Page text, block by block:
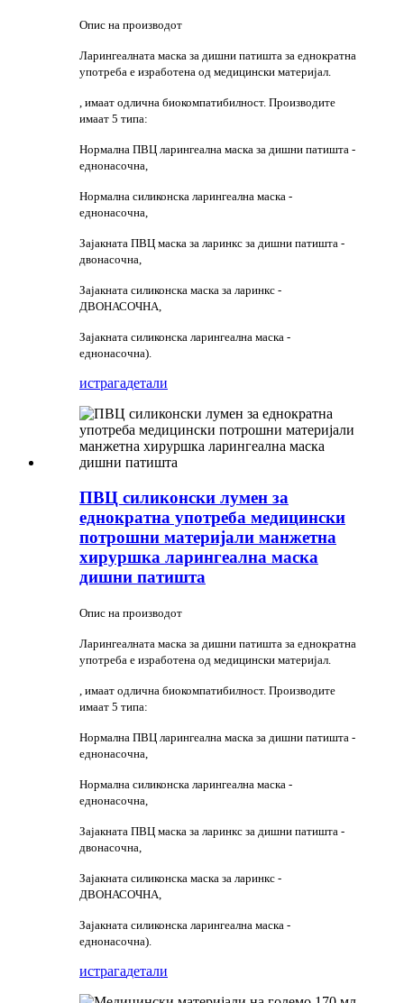
Опис на производот
Ларингеалната маска за дишни патишта за еднократна
употреба е изработена од медицински материјал.
, имаат одлична биокомпатибилност. Производите
имаат 5 типа:
Нормална ПВЦ ларингеална маска за дишни патишта -
еднонасочна,
Нормална силиконска ларингеална маска -
еднонасочна,
Зајакната ПВЦ маска за ларинкс за дишни патишта -
двонасочна,
Зајакната силиконска маска за ларинкс -
ДВОНАСОЧНА,
Зајакната силиконска ларингеална маска -
еднонасочна).
истрагадетали
ПВЦ силиконски лумен за
еднократна употреба медицински
потрошни материјали манжетна
хируршка ларингеална маска
дишни патишта
Опис на производот
Ларингеалната маска за дишни патишта за еднократна
употреба е изработена од медицински материјал.
, имаат одлична биокомпатибилност. Производите
имаат 5 типа:
Нормална ПВЦ ларингеална маска за дишни патишта -
еднонасочна,
Нормална силиконска ларингеална маска -
еднонасочна,
Зајакната ПВЦ маска за ларинкс за дишни патишта -
двонасочна,
Зајакната силиконска маска за ларинкс -
ДВОНАСОЧНА,
Зајакната силиконска ларингеална маска -
еднонасочна).
истрагадетали